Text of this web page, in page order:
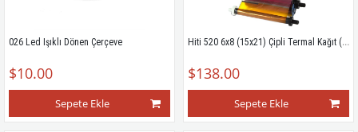
026 Led Işıklı Dönen Çerçeve
$10.00
Sepete Ekle
Hiti 520 6x8 (15x21) Çipli Termal Kağıt (Yeni tip)
$138.00
Sepete Ekle